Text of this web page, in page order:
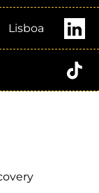
Lisboa